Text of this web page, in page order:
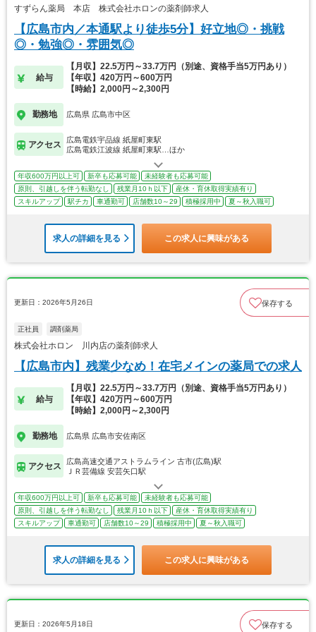
すずらん薬局 本店 株式会社ホロンの薬剤師求人
【広島市内／本通駅より徒歩5分】好立地◎・挑戦
◎・勉強◎・雰囲気◎
給与
【月収】22.5万円～33.7万円（別途、資格手当5万円あり）
【年収】420万円～600万円
【時給】2,000円～2,300円
勤務地 広島県 広島市中区
アクセス
広島電鉄宇品線 紙屋町東駅
広島電鉄江波線 紙屋町東駅…ほか
年収600万円以上可 新卒も応募可能
未経験者も応募可能
原則、引越しを伴う転勤なし
残業月10ｈ以下
産休・育休取得実績有り
スキルアップ
駅チカ 車通勤可 店舗数10～29 積極採用中 夏～秋入職可
求人の詳細を見る この求人に興味がある
更新日：2026年5月26日 保存する
正社員 調剤薬局
株式会社ホロン 川内店の薬剤師求人
【広島市内】残業少なめ！在宅メインの薬局での求人
給与
【月収】22.5万円～33.7万円（別途、資格手当5万円あり）
【年収】420万円～600万円
【時給】2,000円～2,300円
勤務地 広島県 広島市安佐南区
アクセス
広島高速交通アストラムライン 古市(広島)駅
ＪＲ芸備線 安芸矢口駅
年収600万円以上可 新卒も応募可能
未経験者も応募可能
原則、引越しを伴う転勤なし
残業月10ｈ以下
産休・育休取得実績有り
スキルアップ
車通勤可 店舗数10～29 積極採用中 夏～秋入職可
求人の詳細を見る この求人に興味がある
更新日：2026年5月18日 保存する